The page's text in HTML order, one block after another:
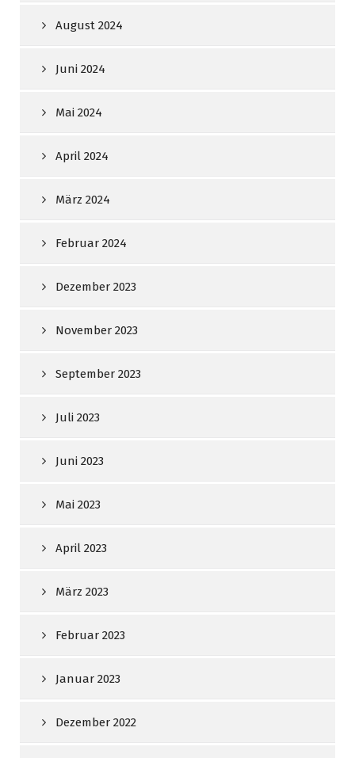
August 2024
Juni 2024
Mai 2024
April 2024
März 2024
Februar 2024
Dezember 2023
November 2023
September 2023
Juli 2023
Juni 2023
Mai 2023
April 2023
März 2023
Februar 2023
Januar 2023
Dezember 2022